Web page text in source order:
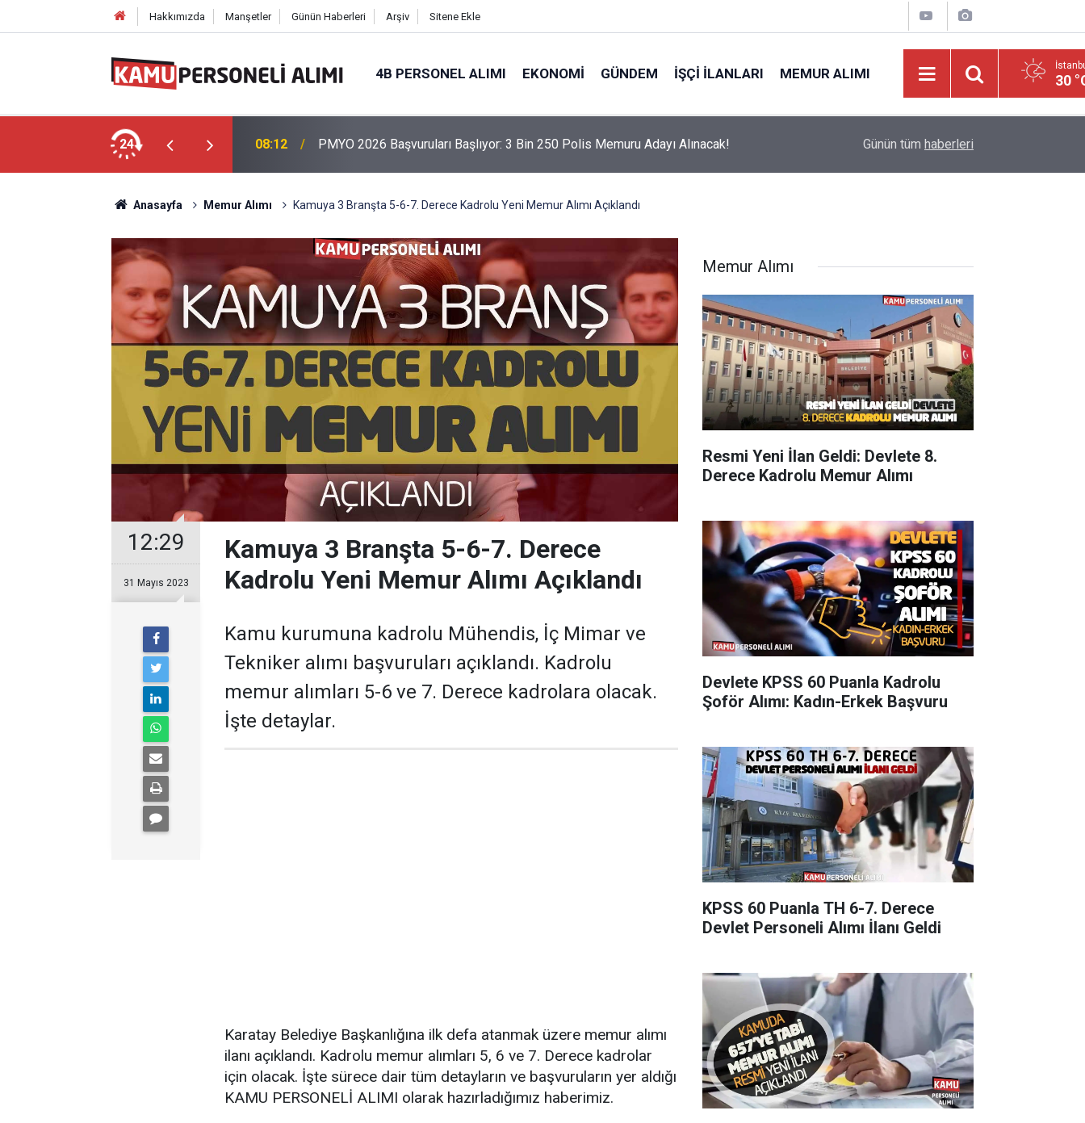
Hakkımızda Manşetler Günün Haberleri Arşiv Sitene Ekle
4B PERSONEL ALIMI EKONOMI GÜNDEM İŞÇI İLANLARI MEMUR ALIMI 30
24
Başladı: Güvenlik, Temizlik, Sağlık 08:12 PMYO 2026 Başvuruları Başlıyor: 3 Bin 250 Polis Memuru Adayı Alınacak! KPSS 50 İle Destek Personeli Diyetisyen
Günün tüm haberleri
Anasayfa Memur Alımı Kamuya 3 Branşta 5-6-7. Derece Kadrolu Yeni Memur Alımı Açıklandı
12:29
31 Mayıs 2023
Kamuya 3 Branşta 5-6-7. Derece
Kadrolu Yeni Memur Alımı Açıklandı
Kamu kurumuna kadrolu Mühendis, İç Mimar ve
Tekniker alımı başvuruları açıklandı. Kadrolu
memur alımları 5-6 ve 7. Derece kadrolara olacak.
İşte detaylar.
Karatay Belediye Başkanlığına ilk defa atanmak üzere memur alımı
ilanı açıklandı. Kadrolu memur alımları 5, 6 ve 7. Derece kadrolar
için olacak. İşte sürece dair tüm detayların ve başvuruların yer aldığı
KAMU PERSONELİ ALIMI olarak hazırladığımız haberimiz.
Memur Alımı
Resmi Yeni İlan Geldi: Devlete 8.
Derece Kadrolu Memur Alımı
Devlete KPSS 60 Puanla Kadrolu
Şoför Alımı: Kadın-Erkek Başvuru
KPSS 60 Puanla TH 6-7. Derece
Devlet Personeli Alımı İlanı Geldi